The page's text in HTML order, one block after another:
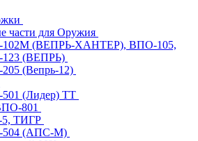
части для Оружия
(ВЕПРЬ-ХАНТЕР), ВПО-105,
(ВЕПРЬ)
(Вепрь-12)
(Лидер) ТТ
801
ТИГР
(АПС-М)